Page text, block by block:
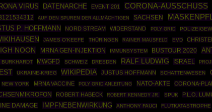
VIRUS DATENARCHE EVENT 201 CORONA-AUSSCHUSS
AUF DEN SPUREN DER ALLMÄCHTIGEN SACHSEN
P. HOFFMANN NORD STREAM WIDERSTAND POLY GRID
JAMES O'KEEFE THÜRINGEN RAINER MAUSFELD EVD
NOON MRNA GEN-INJEKTION IMMUNSYSTEM BUSTOUR 2020
BURKHARDT MWGFD SCHWEIZ DRESDEN RALF LUDWIG ISRAEL
UKRAINE-KRIEG WIKIPEDIA JUSTUS HOFFMANN SCHATTENWESEN
NEW YORK MRNA VACCINE POLY GRID ANLEITUNG NATO-AKTE CORONA-
ROBERT HABECK ROBERT KENNEDY JR. SPUK P.L.O.
DAMAGE IMPFNEBENWIRKUNG ANTHONY FAUCI FLUTKATASTROPHE